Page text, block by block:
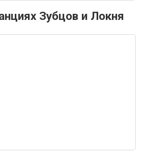
Зубцов и Локня